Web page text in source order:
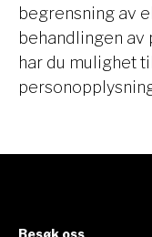
begrensning av
behandlingen
har du mulighet
Besøk oss